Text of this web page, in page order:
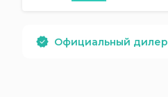
Официальный дилер